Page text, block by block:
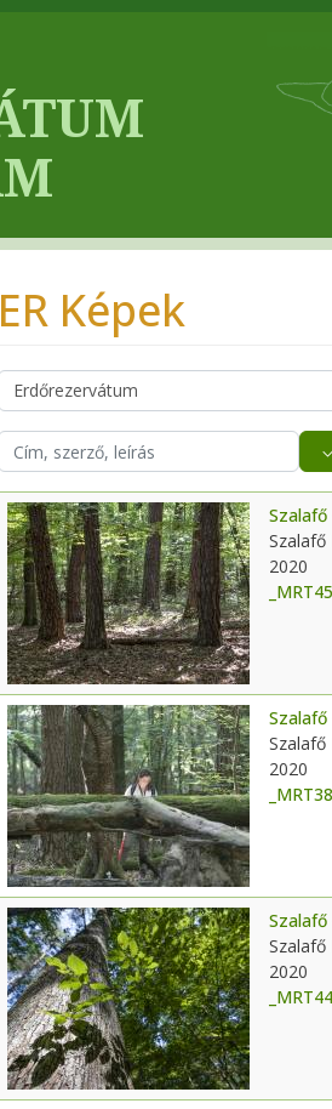
ER Képek
Szalafő
2020
Szalafő
2020
Szalafő
2020